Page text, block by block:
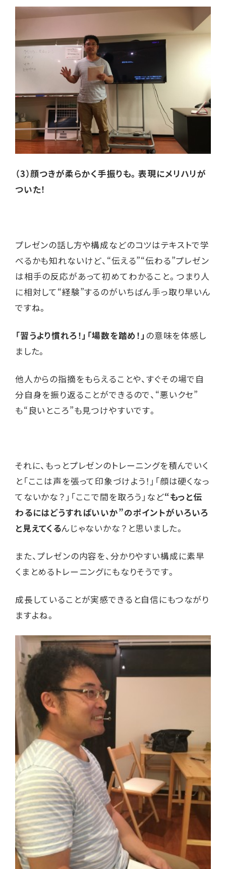
（3）顔つきが柔らかく手振りも。表現にメリハリが
ついた！
プレゼンの話し方や構成などのコツはテキストで学
べるかも知れないけど、“伝える”“伝わる”プレゼン
は相手の反応があって初めてわかること。つまり人
に相対して“経験”するのがいちばん手っ取り早いん
ですね。
「習うより慣れろ！」「場数を踏め！」 の意味を体感し
ました。
他人からの指摘をもらえることや、すぐその場で自
分自身を振り返ることができるので、“悪いクセ”
も“良いところ”も見つけやすいです。
それに、もっとプレゼンのトレーニングを積んでいく
と「ここは声を張って印象づけよう！」「顔は硬くなっ
てないかな？」「ここで間を取ろう」など“もっと伝
わるにはどうすればいいか”のポイントがいろいろ
と見えてくるんじゃないかな？と思いました。
また、プレゼンの内容を、分かりやすい構成に素早
くまとめるトレーニングにもなりそうです。
成長していることが実感できると自信にもつながり
ますよね。